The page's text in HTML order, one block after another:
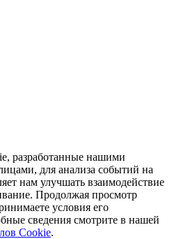
разработанные нашими
для анализа событий на
нам улучшать взаимодействие
Продолжая просмотр
условия его
сведения смотрите в нашей
Cookie.